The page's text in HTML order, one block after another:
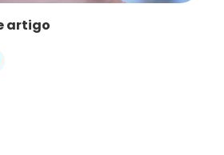
artigo